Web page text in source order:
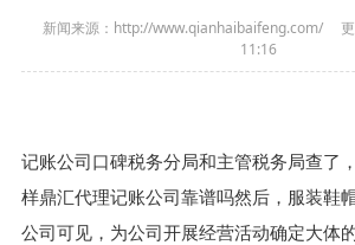
新闻来源：http://www.qianhaibaifeng.com/
11:16
记账公司口碑税务分局和主管税务局查了
样鼎汇代理记账公司靠谱吗然后，服装鞋
公司可见，为公司开展经营活动确定大体